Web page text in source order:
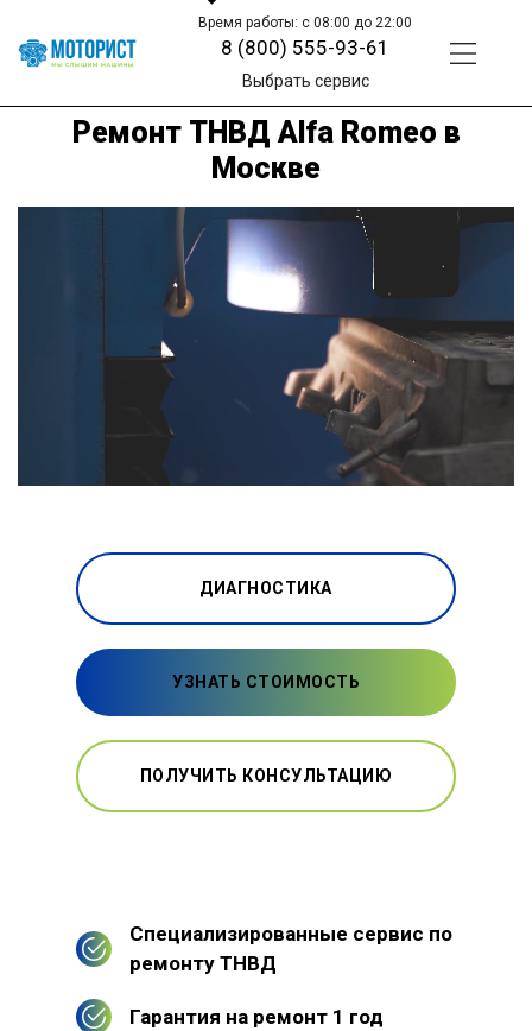
Время работы: с 08:00 до 22:00
8 (800) 555-93-61
Выбрать сервис
Ремонт ТНВД Alfa Romeo в
Москве
ДИАГНОСТИКА
УЗНАТЬ СТОИМОСТЬ
ПОЛУЧИТЬ КОНСУЛЬТАЦИЮ
Специализированные сервис по
ремонту ТНВД
Гарантия на ремонт 1 год